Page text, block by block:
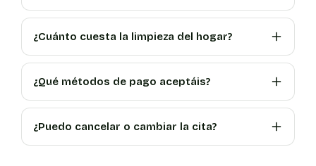
¿Cuánto cuesta la limpieza del hogar?
¿Qué métodos de pago aceptáis?
¿Puedo cancelar o cambiar la cita?